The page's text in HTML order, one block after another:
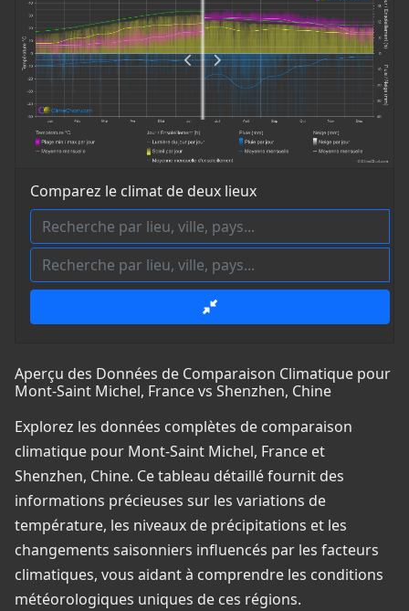
Comparez le climat de deux lieux
Aperçu des Données de Comparaison Climatique pour
Mont-Saint Michel, France vs Shenzhen, Chine
Explorez les données complètes de comparaison
climatique pour Mont-Saint Michel, France et
Shenzhen, Chine. Ce tableau détaillé fournit des
informations précieuses sur les variations de
température, les niveaux de précipitations et les
changements saisonniers influencés par les facteurs
climatiques, vous aidant à comprendre les conditions
météorologiques uniques de ces régions.